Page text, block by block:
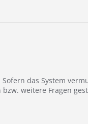
das System
weitere Fragen